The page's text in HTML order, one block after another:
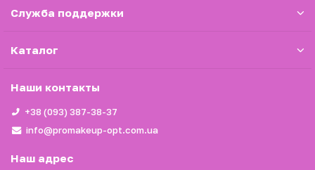
Служба поддержки
Каталог
Наши контакты
+38 (093) 387-38-37
info@promakeup-opt.com.ua
Наш адрес